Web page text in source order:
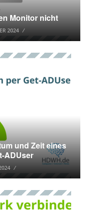
Monitor nicht
2024
und Zeit eines
ADUser